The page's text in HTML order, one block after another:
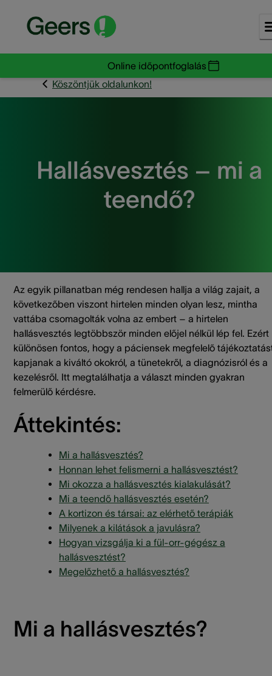
Online időpontfoglalás
Köszöntjük oldalunkon!
Hallásvesztés – mi a
teendő?
Az egyik pillanatban még rendesen hallja a világ zajait, a
következőben viszont hirtelen minden olyan lesz, mintha
vattába csomagolták volna az embert – a hirtelen
hallásvesztés legtöbbször minden előjel nélkül lép fel. Ezért
különösen fontos, hogy a páciensek megfelelő
kapjanak a kiváltó okokról, a tünetekről, a diagnózisról és a
kezelésről. Itt megtalálhatja a választ minden gyakran
felmerülő kérdésre.
Áttekintés:
Mi a hallásvesztés?
Honnan lehet felismerni a hallásvesztést?
Mi okozza a hallásvesztés kialakulását?
Mi a teendő hallásvesztés esetén?
A kortizon és társai: az elérhető terápiák
Milyenek a kilátások a javulásra?
Hogyan vizsgálja ki a fül-orr-gégész a
hallásvesztést?
Megelőzhető a hallásvesztés?
Mi a hallásvesztés?